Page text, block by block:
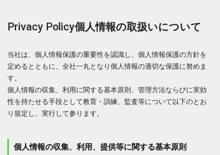
Privacy Policy個人情報の取扱いについて
当社は、個人情報保護の重要性を認識し、個人情報保護の方針を
定めるとともに、全社一丸となり個人情報の適切な保護に努めま
す。
個人情報の収集、利用に関する基本原則、管理方法ならびに実効
性を持たせる手段として教育・訓練、監査等について以下のとお
り規定し、実行して参ります。
個人情報の収集、利用、提供等に関する基本原則